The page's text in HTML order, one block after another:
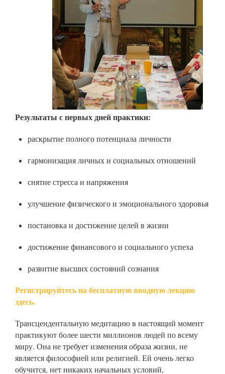
Результаты с первых дней практики:
раскрытие полного потенциала личности
гармонизация личных и социальных отношений
снятие стресса и напряжения
улучшение физического и эмоционального здоровья
постановка и достижение целей в жизни
достижение финансового и социального успеха
развитие высших состояний сознания
Регистрируйтесь на бесплатную вводную лекцию
здесь.
Трансцендентальную медитацию в настоящий момент
практикуют более шести миллионов людей по всему
миру. Она не требует изменения образа жизни, не
является философией или религией. Ей очень легко
обучится, нет никаких начальных условий,